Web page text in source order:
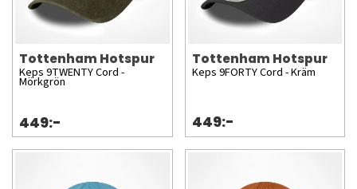
Tottenham Hotspur
Keps 9TWENTY Cord -
Mörkgrön
449:-
Tottenham Hotspur
Keps 9FORTY Cord - Kräm
449:-